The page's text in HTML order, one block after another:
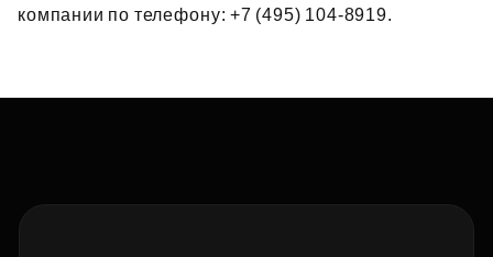
компании по телефону: +7 (495) 104‑8919.